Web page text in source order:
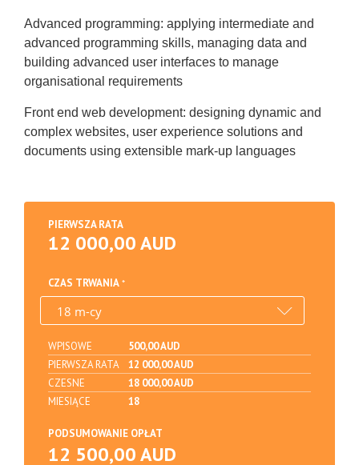
Advanced programming: applying intermediate and
advanced programming skills, managing data and
building advanced user interfaces to manage
organisational requirements
Front end web development: designing dynamic and
complex websites, user experience solutions and
documents using extensible mark-up languages
PIERWSZA RATA
12 000,00 AUD
CZAS TRWANIA
WPISOWE
500,00 AUD
PIERWSZA RATA
12 000,00 AUD
CZESNE
18 000,00 AUD
MIESIĄCE
18
PODSUMOWANIE OPŁAT
12 500,00 AUD